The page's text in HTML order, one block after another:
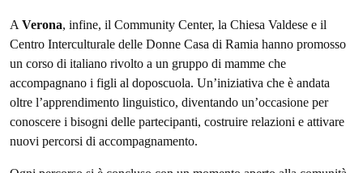
A Verona, infine, il Community Center, la Chiesa Valdese e il
Centro Interculturale delle Donne Casa di Ramia hanno promosso
un corso di italiano rivolto a un gruppo di mamme che
accompagnano i figli al doposcuola. Un’iniziativa che è andata
oltre l’apprendimento linguistico, diventando un’occasione per
conoscere i bisogni delle partecipanti, costruire relazioni e attivare
nuovi percorsi di accompagnamento.